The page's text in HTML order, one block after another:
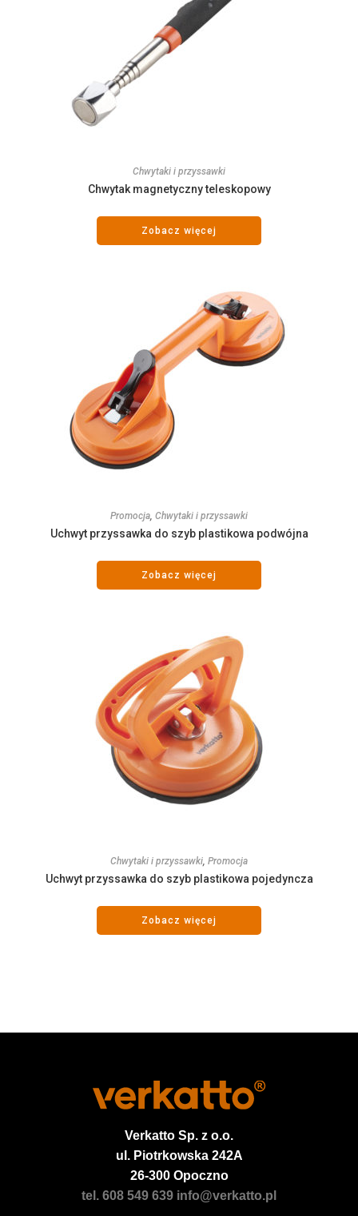
Chwytaki i przyssawki
Chwytak magnetyczny teleskopowy
Zobacz więcej
Promocja, Chwytaki i przyssawki
Uchwyt przyssawka do szyb plastikowa podwójna
Zobacz więcej
Chwytaki i przyssawki Promocja
Uchwyt przyssawka do szyb plastikowa pojedyncza
Zobacz więcej
Verkatto Sp. z o.o.
ul. Piotrkowska 242A
26-300 Opoczno
tel. 608 549 639 info@verkatto.pl